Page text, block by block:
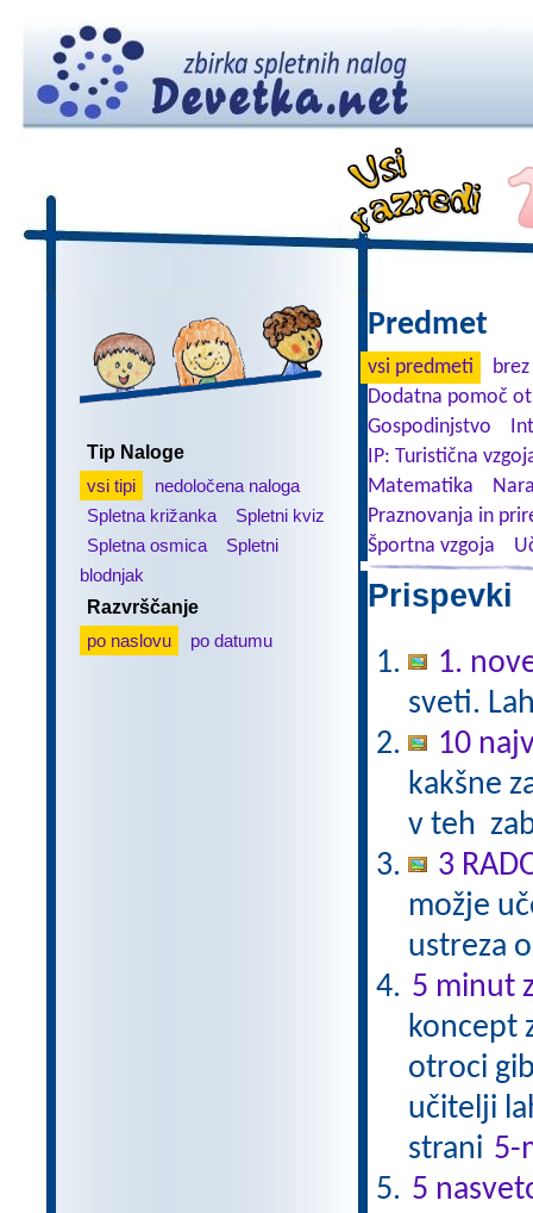
Tip Naloge
vsi tipi
nedoločena naloga
Spletna križanka
Spletni kviz
Spletna osmica
Spletni
blodnjak
Razvrščanje
po naslovu
po datumu
Predmet
vsi predmeti
Dodatna pomoč
Gospodinjstvo
IP: Turistična
Matematika
Praznovanja in
Športna vzgoja
Prispevki
1.
sveti.
10
kakšne
v teh
3
možje
ustreza
5 minut
koncept
otroci
učitelji
strani 5-
5